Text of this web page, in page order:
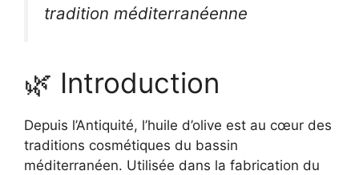
tradition méditerranéenne
🌿 Introduction
Depuis l’Antiquité, l’huile d’olive est au cœur des
traditions cosmétiques du bassin
méditerranéen. Utilisée dans la fabrication du